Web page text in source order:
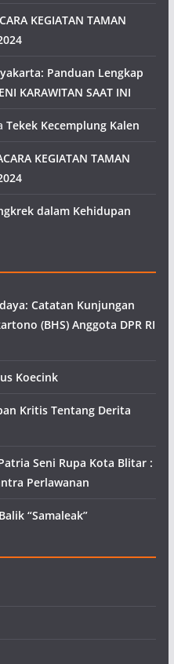
KEGIATAN TAMAN
Panduan Lengkap
KARAWITAN SAAT INI
Tekek Kecemplung Kalen
KEGIATAN TAMAN
dalam Kehidupan
Catatan Kunjungan
(BHS) Anggota DPR RI
Koecink
Kritis Tentang Derita
Seni Rupa Kota Blitar :
Perlawanan
“Samaleak”